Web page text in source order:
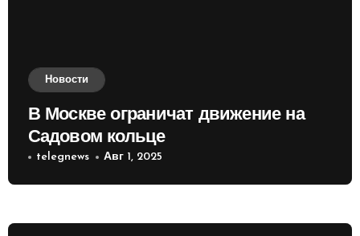
Новости
В Москве ограничат движение на
Садовом кольце
telegnews Авг 1, 2025